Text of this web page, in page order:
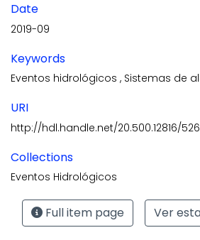
Date
2019-09
Keywords
Eventos hidrológicos , Sistemas de
URI
http://hdl.handle.net/20.500.12816/
Collections
Eventos Hidrológicos
Full item page Ver